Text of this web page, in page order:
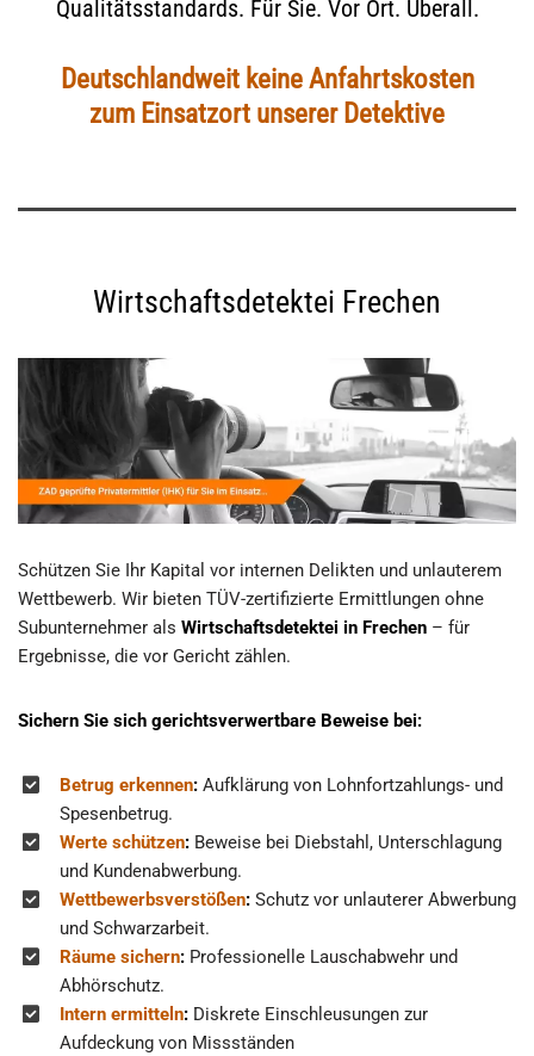
Qualitätsstandards. Für Sie. Vor Ort. Überall.
Deutschlandweit keine Anfahrtskosten
zum Einsatzort unserer Detektive
Wirtschaftsdetektei Frechen
Schützen Sie Ihr Kapital vor internen Delikten und unlauterem
Wettbewerb. Wir bieten TÜV-zertifizierte Ermittlungen ohne
Subunternehmer als Wirtschaftsdetektei in Frechen – für
Ergebnisse, die vor Gericht zählen.
Sichern Sie sich gerichtsverwertbare Beweise bei:
Betrug erkennen: Aufklärung von Lohnfortzahlungs- und
Spesenbetrug.
Werte schützen: Beweise bei Diebstahl, Unterschlagung
und Kundenabwerbung.
Wettbewerbsverstößen: Schutz vor unlauterer Abwerbung
und Schwarzarbeit.
Räume sichern: Professionelle Lauschabwehr und
Abhörschutz.
Intern ermitteln: Diskrete Einschleusungen zur
Aufdeckung von Missständen